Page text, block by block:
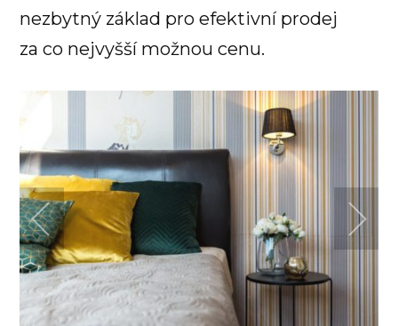
nezbytný základ pro efektivní prodej
za co nejvyšší možnou cenu.